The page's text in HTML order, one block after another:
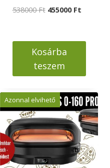
538000Ft Original
538000 Ft.
455000 FtCurrent
455000
Kosárba
teszem
Azonnal elvihető